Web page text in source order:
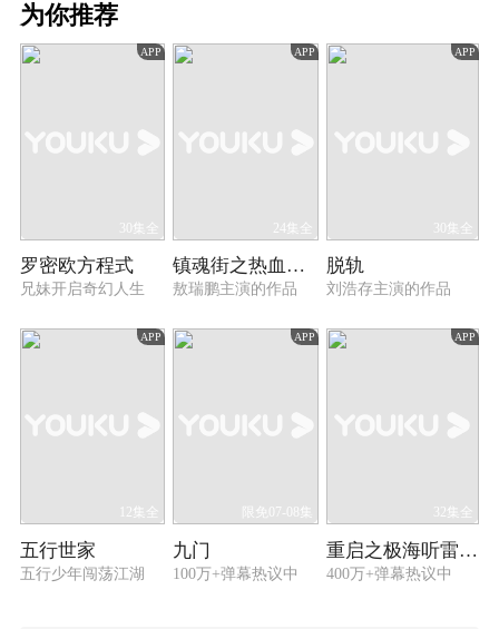
为你推荐
APP
30集全
罗密欧方程式
兄妹开启奇幻人生
APP
24集全
镇魂街之热血再燃
敖瑞鹏主演的作品
APP
30集全
脱轨
刘浩存主演的作品
APP
12集全
五行世家
五行少年闯荡江湖
APP
限免07-08集
九门
100万+弹幕热议中
APP
32集全
重启之极海听雷 第一季
400万+弹幕热议中